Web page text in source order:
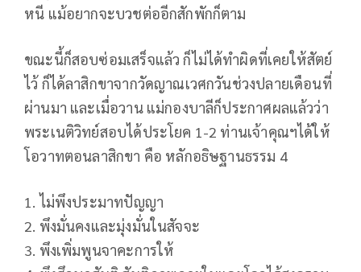
หนี แม้อยากจะบวชต่ออีกสักพักก็ตาม
ขณะนี้ก็สอบซ่อมเสร็จแล้ว ก็ไม่ได้ทำผิดที่เคยให้สัตย์
ไว้ ก็ได้ลาสิกขาจากวัดญาณเวศกวันช่วงปลายเดือนที่
ผ่านมา และเมื่อวาน แม่กองบาลีก็ประกาศผลแล้วว่า
พระเนติวิทย์สอบได้ประโยค 1-2 ท่านเจ้าคุณฯได้ให้
โอวาทตอนลาสิกขา คือ หลักอธิษฐานธรรม 4
1. ไม่พึงประมาทปัญญา
2. พึงมั่นคงและมุ่งมั่นในสัจจะ
3. พึงเพิ่มพูนจาคะการให้